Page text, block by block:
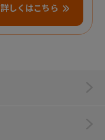
詳しくはこちら